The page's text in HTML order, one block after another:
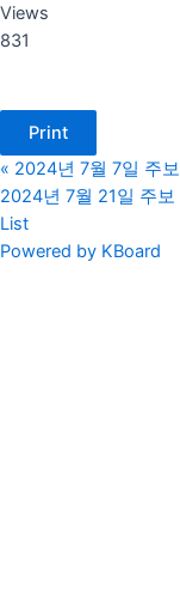
Views
831
Print
« 2024년 7월 7일 주보
2024년 7월 21일 주보
List
Powered by KBoard